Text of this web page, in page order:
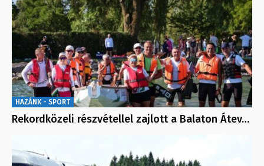
HAZÁNK - SPORT
Rekordközeli részvétellel zajlott a Balaton Átev…